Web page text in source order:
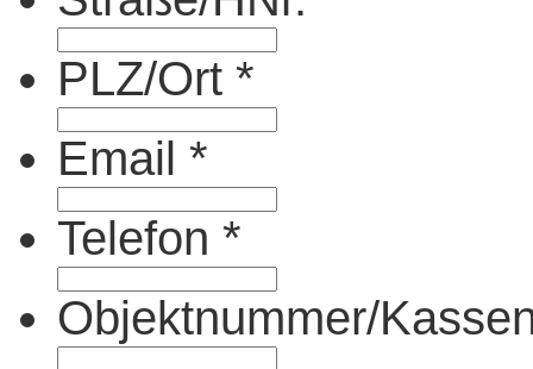
PLZ/Ort *
Email *
Telefon *
Objektnummer/